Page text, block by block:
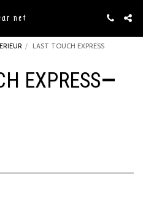
net
LAST TOUCH EXPRESS
EXPRESS